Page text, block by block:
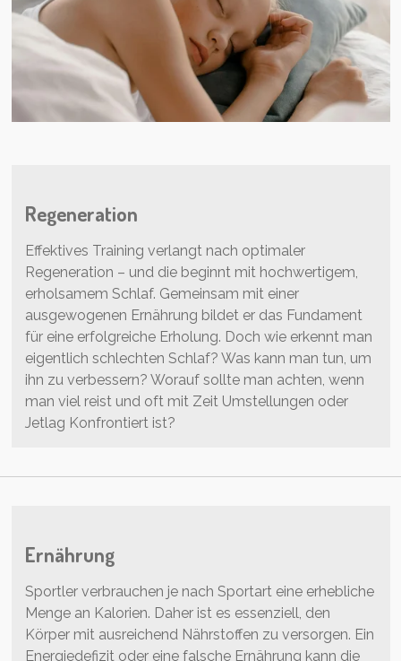
Regeneration
Effektives Training verlangt nach optimaler
Regeneration – und die beginnt mit hochwertigem,
erholsamem Schlaf. Gemeinsam mit einer
ausgewogenen Ernährung bildet er das Fundament
für eine erfolgreiche Erholung. Doch wie erkennt man
eigentlich schlechten Schlaf? Was kann man tun, um
ihn zu verbessern? Worauf sollte man achten, wenn
man viel reist und oft mit Zeit Umstellungen oder
Jetlag Konfrontiert ist?
Ernährung
Sportler verbrauchen je nach Sportart eine erhebliche
Menge an Kalorien. Daher ist es essenziell, den
Körper mit ausreichend Nährstoffen zu versorgen. Ein
Energiedefizit oder eine falsche Ernährung kann die